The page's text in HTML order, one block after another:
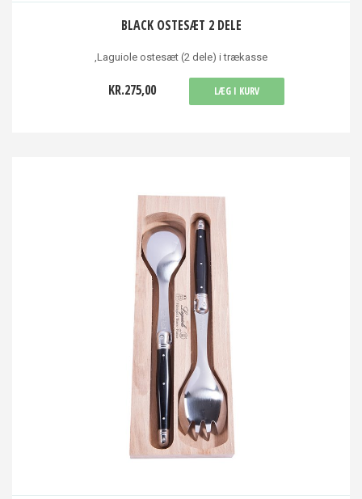
BLACK OSTESÆT 2 DELE
,Laguiole ostesæt (2 dele) i trækasse
KR.275,00 LÆG I KURV